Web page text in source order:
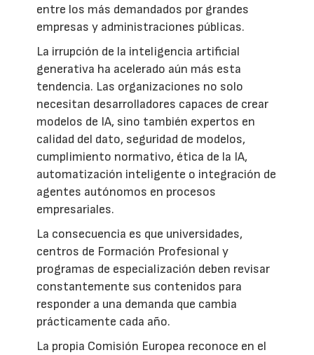
entre los más demandados por grandes
empresas y administraciones públicas.
La irrupción de la inteligencia artificial
generativa ha acelerado aún más esta
tendencia. Las organizaciones no solo
necesitan desarrolladores capaces de crear
modelos de IA, sino también expertos en
calidad del dato, seguridad de modelos,
cumplimiento normativo, ética de la IA,
automatización inteligente o integración de
agentes autónomos en procesos
empresariales.
La consecuencia es que universidades,
centros de Formación Profesional y
programas de especialización deben revisar
constantemente sus contenidos para
responder a una demanda que cambia
prácticamente cada año.
La propia Comisión Europea reconoce en el